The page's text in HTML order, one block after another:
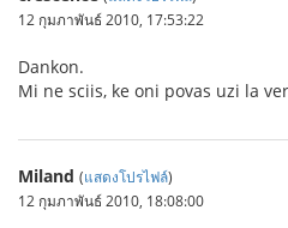
12 กุมภาพันธ์ 2010, 17:53:22
Dankon.
Mi ne sciis, ke oni povas uzi la
Miland (แสดงโปรไฟล์)
12 กุมภาพันธ์ 2010, 18:08:00